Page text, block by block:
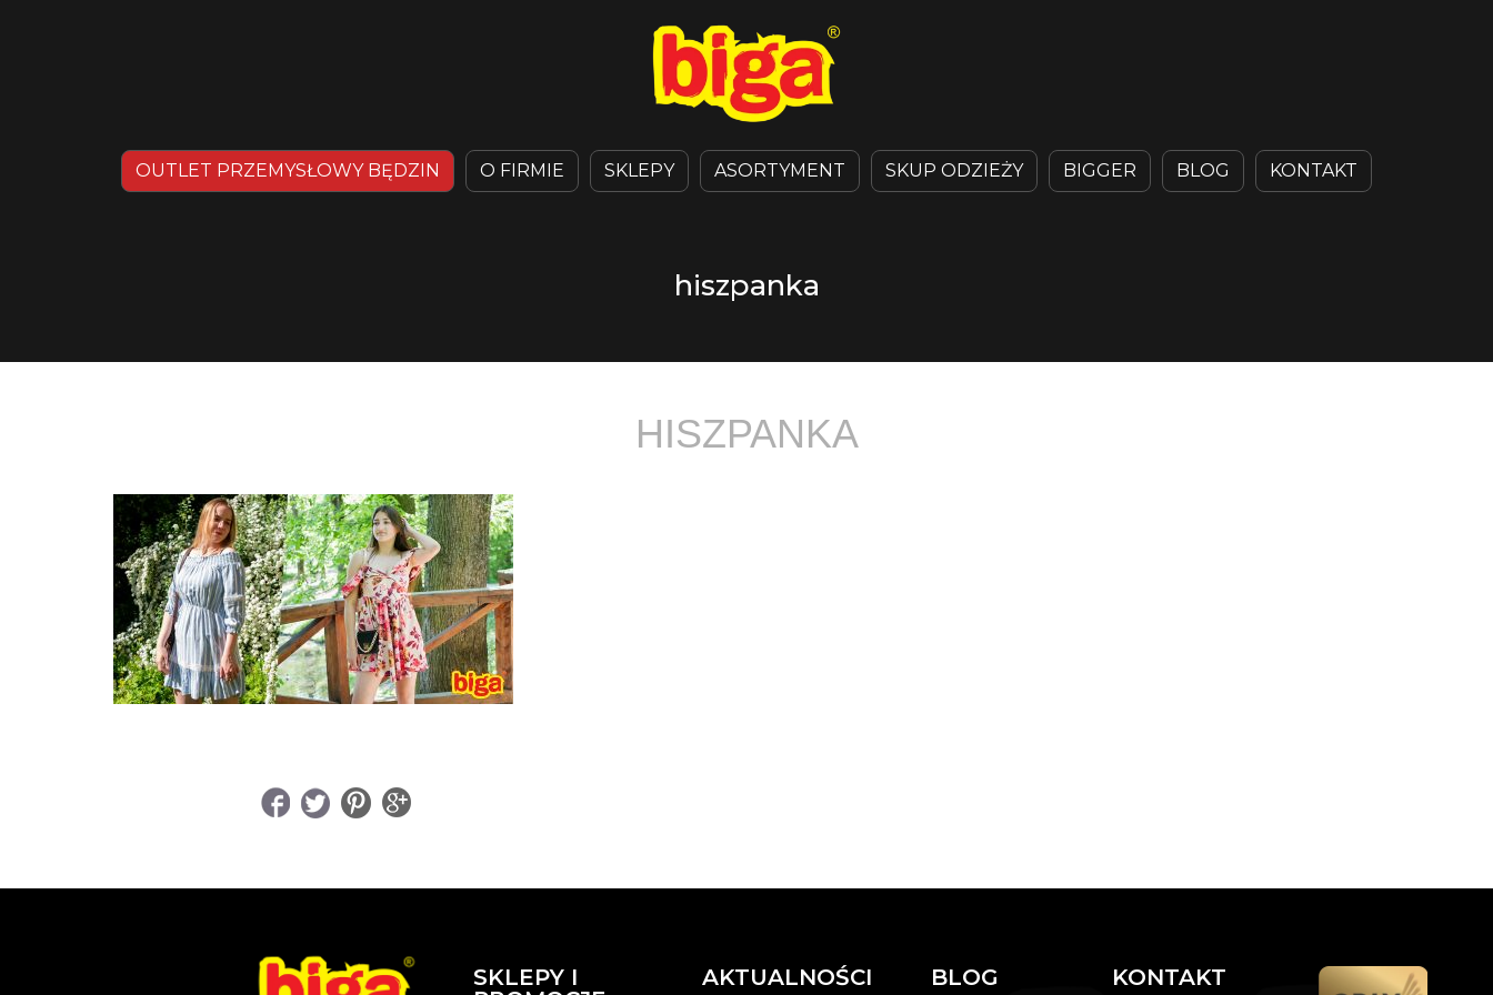
OUTLET PRZEMYSŁOWY BĘDZIN O FIRMIE SKLEPY ASORTYMENT SKUP ODZIEŻY BIGGER BLOG KONTAKT
hiszpanka
HISZPANKA
SKLEPY I
AKTUALNOŚCI BLOG KONTAKT